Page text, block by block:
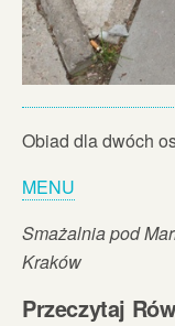
Obiad dla dwóch
MENU
Smażalnia pod
Kraków
Przeczytaj